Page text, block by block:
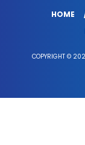
HOME
COPYRIGHT ©